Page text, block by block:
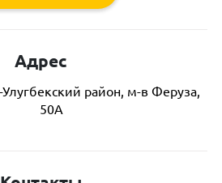
Адрес
район, м-в Феруза,
50А